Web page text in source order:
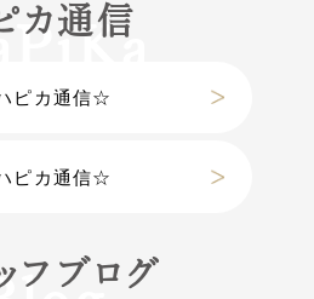
カ通信
ピカ通信☆
ピカ通信☆
フブログ